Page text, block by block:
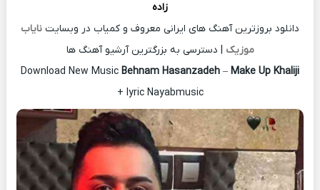
زاده
دانلود بروزترین آهنگ های ایرانی معروف و کمیاب در وبسایت نایاب
موزیک | دسترسی به بزرگترین آرشیو آهنگ ها
Download New Music Behnam Hasanzadeh – Make Up Khaliji
+ lyric Nayabmusic